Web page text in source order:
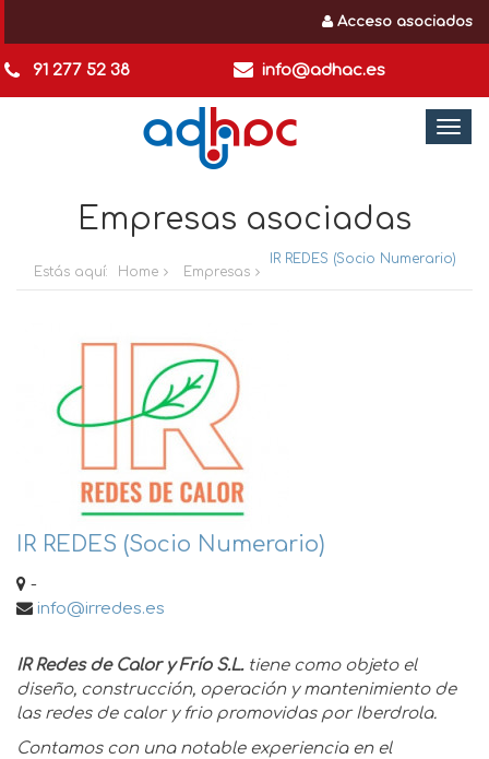
Acceso asociados
91 277 52 38 info@adhac.es
Empresas asociadas
Estás aquí: Home Empresas
IR REDES (Socio Numerario)
IR REDES (Socio Numerario)
-
info@irredes.es
IR Redes de Calor y Frío S.L. tiene como objeto el
diseño, construcción, operación y mantenimiento de
las redes de calor y frio promovidas por Iberdrola.
Contamos con una notable experiencia en el